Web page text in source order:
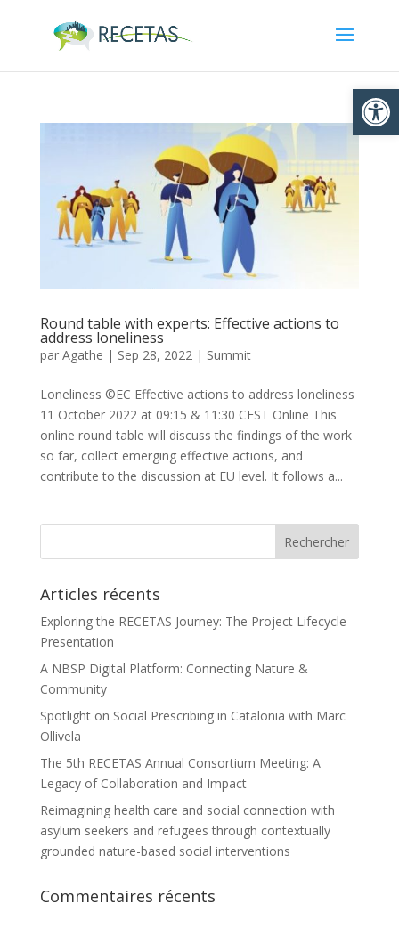
Ouvrir
Round table with experts: Effective actions to
address loneliness
par Agathe | Sep 28, 2022| Summit
Loneliness ©EC Effective actions to address loneliness
11 October 2022 at 09:15 & 11:30 CEST Online This
online round table will discuss the findings of the work
so far, collect emerging effective actions, and
contribute to the discussion at EU level. It follows a...
Articles récents
Exploring the RECETAS Journey: The Project Lifecycle
Presentation
A NBSP Digital Platform: Connecting Nature &
Community
Spotlight on Social Prescribing in Catalonia with Marc
Ollivela
The 5th RECETAS Annual Consortium Meeting: A
Legacy of Collaboration and Impact
Reimagining health care and social connection with
asylum seekers and refugees through contextually
grounded nature-based social interventions
Commentaires récents